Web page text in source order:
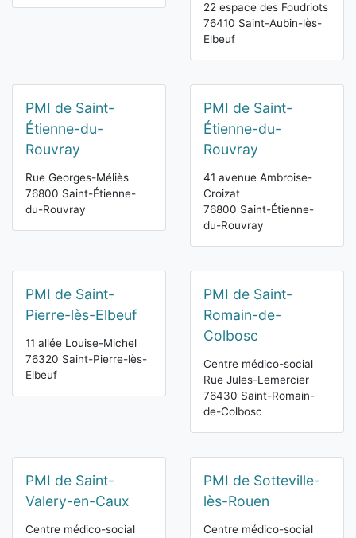
22 espace des Foudriots
76410 Saint-Aubin-lès-
Elbeuf
PMI de Saint-
Étienne-du-
Rouvray
Rue Georges-Méliès
76800 Saint-Étienne-
du-Rouvray
PMI de Saint-
Étienne-du-
Rouvray
41 avenue Ambroise-
Croizat
76800 Saint-Étienne-
du-Rouvray
PMI de Saint-
Pierre-lès-Elbeuf
11 allée Louise-Michel
76320 Saint-Pierre-lès-
Elbeuf
PMI de Saint-
Romain-de-
Colbosc
Centre médico-social
Rue Jules-Lemercier
76430 Saint-Romain-
de-Colbosc
PMI de Saint-
Valery-en-Caux
Centre médico-social
PMI de Sotteville-
lès-Rouen
Centre médico-social